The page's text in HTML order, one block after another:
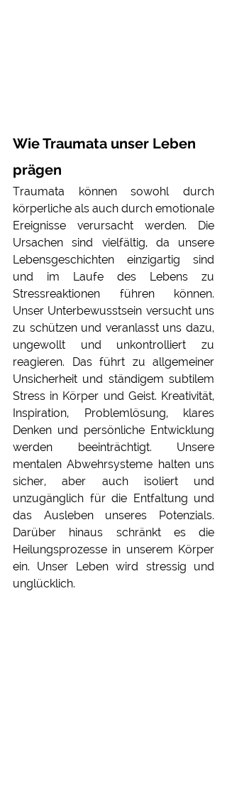
Wie Traumata unser Leben
prägen
Traumata können sowohl durch
körperliche als auch durch emotionale
Ereignisse verursacht werden. Die
Ursachen sind vielfältig, da unsere
Lebensgeschichten einzigartig sind
und im Laufe des Lebens zu
Stressreaktionen führen können.
Unser Unterbewusstsein versucht uns
zu schützen und veranlasst uns dazu,
ungewollt und unkontrolliert zu
reagieren. Das führt zu allgemeiner
Unsicherheit und ständigem subtilem
Stress in Körper und Geist. Kreativität,
Inspiration, Problemlösung, klares
Denken und persönliche Entwicklung
werden beeinträchtigt. Unsere
mentalen Abwehrsysteme halten uns
sicher, aber auch isoliert und
unzugänglich für die Entfaltung und
das Ausleben unseres Potenzials.
Darüber hinaus schränkt es die
Heilungsprozesse in unserem Körper
ein. Unser Leben wird stressig und
unglücklich.